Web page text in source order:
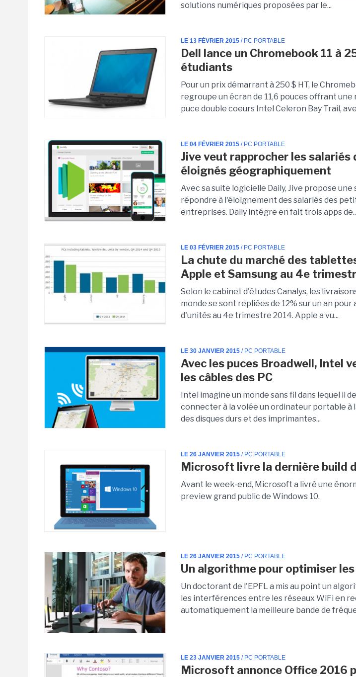
solutions numériques proposées par le...
LE 13 FÉVRIER 2015 / PC PORTABLE
Dell lance un Chromebook 11 à
étudiants
Pour un prix démarrant à 250 $ HT, le
regroupe un écran de 11,6 pouces offrant une
puce double coeurs Intel Celeron Bay Trail,
LE 04 FÉVRIER 2015 / PC PORTABLE
Jive veut rapprocher les salariés
éloignés géographiquement
Avec sa suite logicielle Daily, Jive propose
répondre à l'éloignement des salariés des
entreprises. Daily intégre en fait trois apps
LE 03 FÉVRIER 2015 / PC PORTABLE
La chute du marché des
Apple et Samsung au 4e
Selon le cabinet d'études Canalys, les
monde se sont repliées de 12% sur un an
d'unités au 4e trimestre 2014. Apple a vu...
LE 30 JANVIER 2015 / PC PORTABLE
Avec les puces Broadwell, Intel
les câbles des PC
Intel imagine un monde sans fil dans lequel il
connecter à la volée un ordinateur portable à
des disques durs et des imprimantes...
LE 26 JANVIER 2015 / PC PORTABLE
Microsoft livre la dernière build
Avant le week-end, Microsoft a livré une
preview grand public de Windows 10.
LE 26 JANVIER 2015 / PC PORTABLE
Un algorithme pour optimiser
Un doctorant de l'EPFL a mis au point un
les interférences entre les réseaux WiFi en
automatiquement la meilleure bande de
LE 23 JANVIER 2015 / PC PORTABLE
Microsoft annonce Office 2016